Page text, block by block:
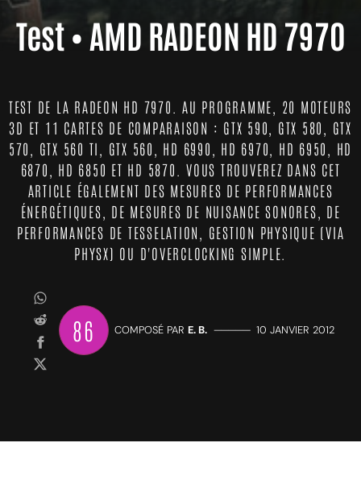
Test • AMD RADEON HD 7970
TEST DE LA RADEON HD 7970. AU PROGRAMME, 20 MOTEURS
3D ET 11 CARTES DE COMPARAISON : GTX 590, GTX 580, GTX
570, GTX 560 TI, GTX 560, HD 6990, HD 6970, HD 6950, HD
6870, HD 6850 ET HD 5870. VOUS TROUVEREZ DANS CET
ARTICLE ÉGALEMENT DES MESURES DE PERFORMANCES
ÉNERGÉTIQUES, DE MESURES DE NUISANCE SONORES, DE
PERFORMANCES DE TESSELATION, GESTION PHYSIQUE (VIA
PHYSX) OU D'OVERCLOCKING SIMPLE.
86 COMPOSÉ PAR E. B. ————— 10 JANVIER 2012